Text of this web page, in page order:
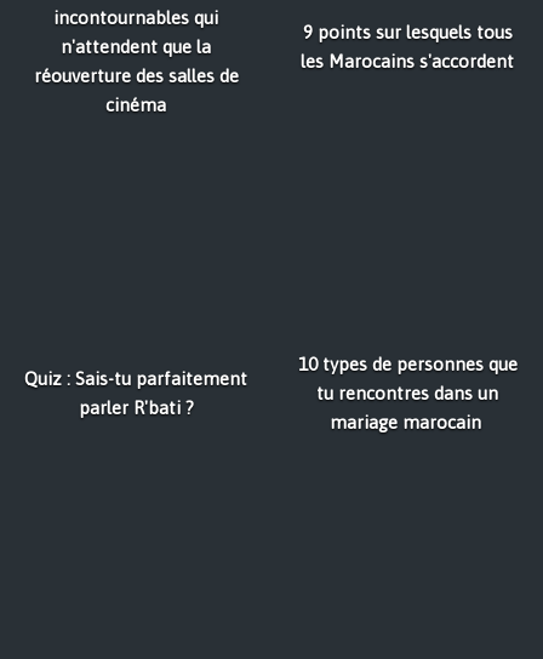
incontournables qui
n'attendent que la
réouverture des salles de
cinéma
9 points sur lesquels tous
les Marocains s'accordent
Quiz : Sais-tu parfaitement
parler R'bati ?
10 types de personnes que
tu rencontres dans un
mariage marocain